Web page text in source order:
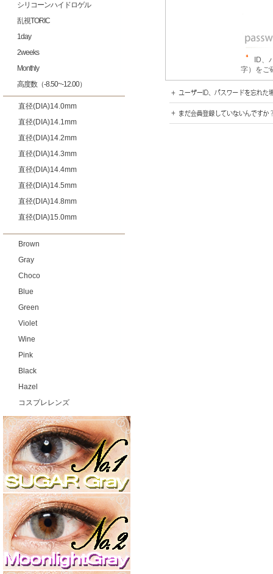
シリコーンハイドロゲル
乱視TORIC
1day
2weeks
Monthly
高度数（-8.50~-12.00）
直径(DIA)14.0mm
直径(DIA)14.1mm
直径(DIA)14.2mm
直径(DIA)14.3mm
直径(DIA)14.4mm
直径(DIA)14.5mm
直径(DIA)14.8mm
直径(DIA)15.0mm
Brown
Gray
Choco
Blue
Green
Violet
Wine
Pink
Black
Hazel
コスプレレンズ
ID、
字）をご